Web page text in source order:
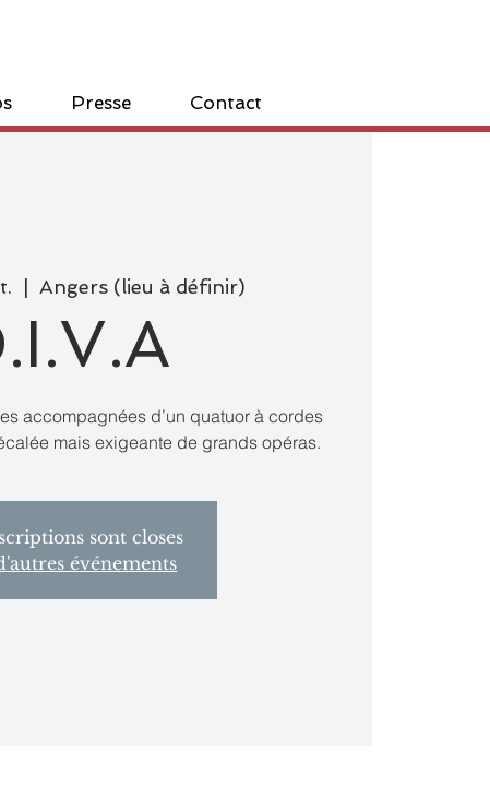
Presse Contact
Angers (lieu à définir)
accompagnées d’un quatuor à cordes
mais exigeante de grands opéras.
sont closes
événements